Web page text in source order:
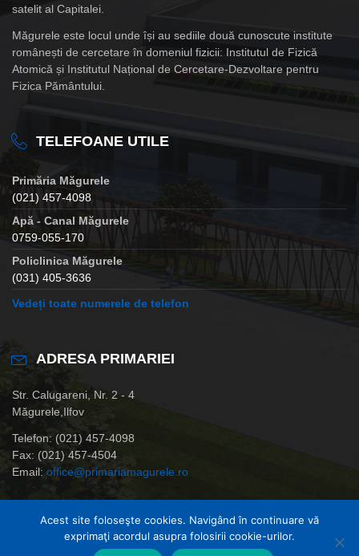
satelit al Capitalei.
Măgurele este locul unde își au sediile două cunoscute institute
românești de cercetare în domeniul fizicii: Institutul de Fizică
Atomică și Institutul Național de Cercetare-Dezvoltare pentru
Fizica Pământului.
TELEFOANE UTILE
Primăria Măgurele
(021) 457-4098
Apă - Canal Măgurele
0759-055-170
Policlinica Măgurele
(031) 405-3636
Vedeți toate numerele de telefon
ADRESA PRIMARIEI
Str. Calugareni, Nr. 2 - 4
Măgurele,Ilfov
Telefon: (021) 457-4098
Fax: (021) 457-4504
Email: office@primariamagurele.ro
© Primaria Orasului Magurele,Ilfov
Acest site foloseşte cookies. Navigând în continuare vă
exprimaţi acordul asupra folosirii cookie-urilor.